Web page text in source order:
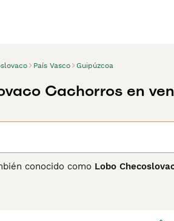
País Vasco Guipúzcoa
Cachorros en
conocido como Lobo
con la resistencia y apariencia
un liderazgo firme y una